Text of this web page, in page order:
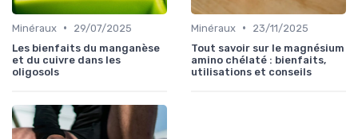
Minéraux •
29/07/2025
Les bienfaits du manganèse
et du cuivre dans les
oligosols
Minéraux •
23/11/2025
Tout savoir sur le magnésium
amino chélaté : bienfaits,
utilisations et conseils